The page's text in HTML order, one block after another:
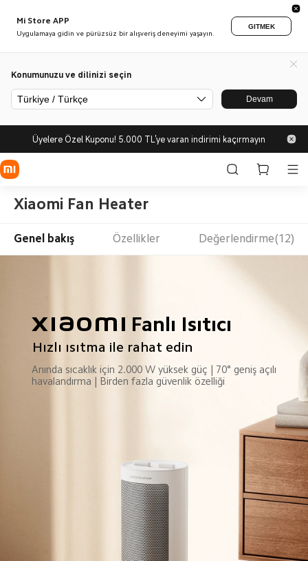
Mi Store APP
Uygulamaya gidin ve pürüzsüz bir alışveriş deneyimi yaşayın.
GITMEK
Konumunuzu ve dilinizi seçin
Türkiye / Türkçe Devam
Üyelere Özel Kuponu! 5.000 TL'ye varan indirimi kaçırmayın
Xiaomi Fan Heater
Genel bakış Özellikler Değerlendirme(12)
Xiaomi Fanlı Isıtıcı
Hızlı ısıtma ile rahat edin
Anında sıcaklık için 2.000 W yüksek güç | 70° geniş açılı
havalandırma | Birden fazla güvenlik özelliği